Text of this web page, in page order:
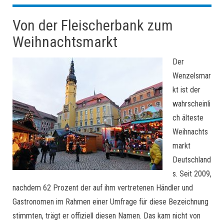
Von der Fleischerbank zum
Weihnachtsmarkt
Der
Wenzelsmar
kt ist der
wahrscheinli
ch älteste
Weihnachts
markt
Deutschland
s. Seit 2009,
nachdem 62 Prozent der auf ihm vertretenen Händler und
Gastronomen im Rahmen einer Umfrage für diese Bezeichnung
stimmten, trägt er offiziell diesen Namen. Das kam nicht von